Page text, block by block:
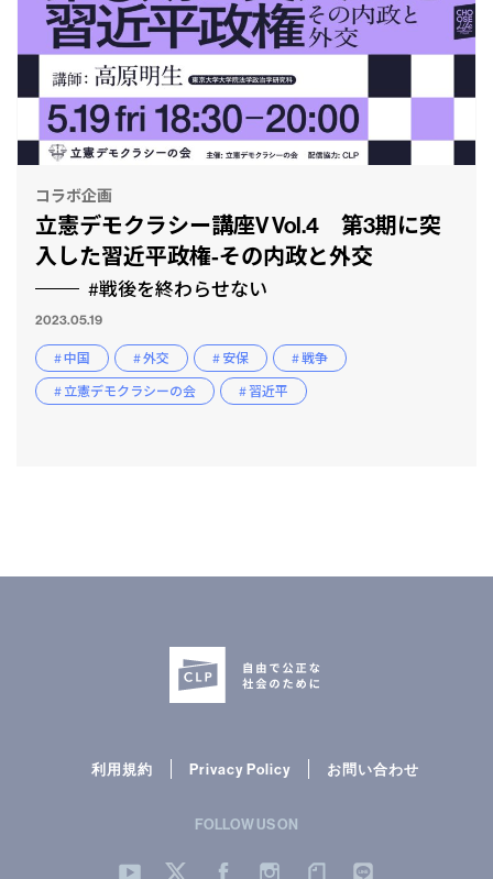
コラボ企画
立憲デモクラシー講座V Vol.4 第3期に突
入した習近平政権-その内政と外交
#戦後を終わらせない
2023.05.19
# 中国 # 外交 # 安保
# 戦争
# 立憲デモクラシーの会
# 習近平
利用規約 Privacy Policy お問い合わせ
FOLLOW US ON